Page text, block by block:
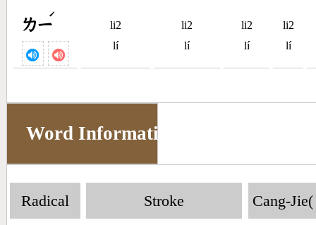
ㄌㄧ
ˊ
li2
lí
li2
lí
li2
lí
li2
lí
Word Information
Radical Stroke Cang-Jie(